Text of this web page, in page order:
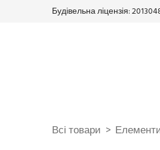
Будівельна ліцензія:
Всі товари